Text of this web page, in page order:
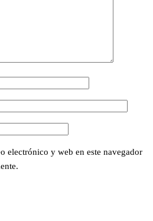
electrónico y web en este navegador